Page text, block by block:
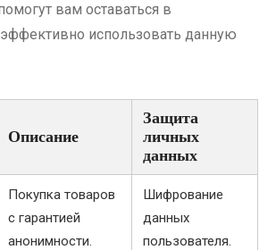
вам оставаться в
использовать данную
Описание
Защита
личных
данных
Покупка товаров
с гарантией
анонимности.
Шифрование
данных
пользователя.